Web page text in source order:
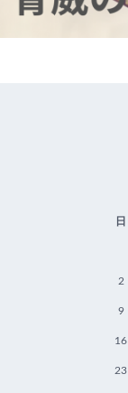
日
2
9
16
23